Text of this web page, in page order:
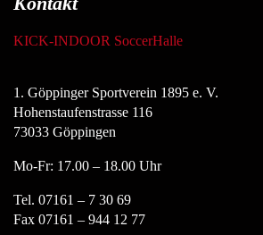
KICK-INDOOR SoccerHalle
1. Göppinger Sportverein 1895 e. V.
Hohenstaufenstrasse 116
73033 Göppingen
Mo-Fr: 17.00 – 18.00 Uhr
Tel. 07161 – 7 30 69
Fax 07161 – 944 12 77